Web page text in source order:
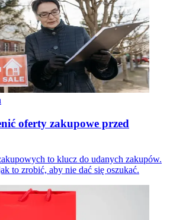
oferty zakupowe przed
to klucz do udanych zakupów.
to zrobić, aby nie dać się oszukać.